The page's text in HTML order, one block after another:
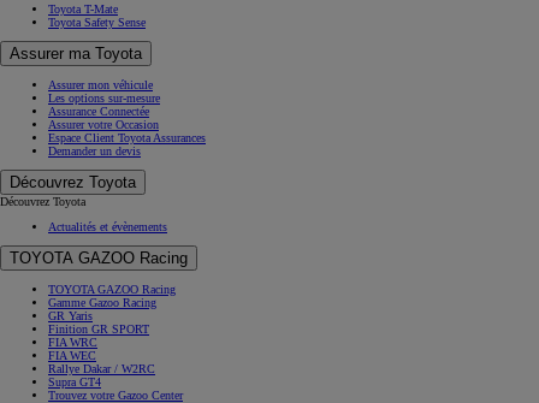
Toyota T-Mate
Toyota Safety Sense
Assurer ma Toyota
Assurer mon véhicule
Les options sur-mesure
Assurance Connectée
Assurer votre Occasion
Espace Client Toyota Assurances
Demander un devis
Découvrez Toyota
Découvrez Toyota
Actualités et évènements
TOYOTA GAZOO Racing
TOYOTA GAZOO Racing
Gamme Gazoo Racing
GR Yaris
Finition GR SPORT
FIA WRC
FIA WEC
Rallye Dakar / W2RC
Supra GT4
Trouvez votre Gazoo Center